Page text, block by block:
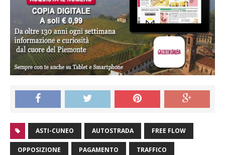
ASTI-CUNEO AUTOSTRADA FREE FLOW
OPPOSIZIONE PAGAMENTO TRAFFICO